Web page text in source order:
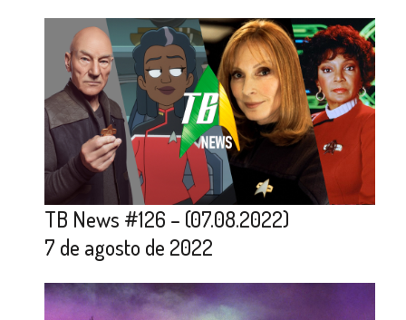
TB News #126 – (07.08.2022)
7 de agosto de 2022